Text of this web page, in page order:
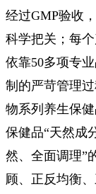
经过GMP验收
科学把关；每
依靠50多项专
制的严苛管理
物系列养生保
保健品“天然成
然、全面调理”
顾、正反均衡